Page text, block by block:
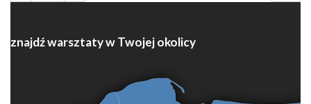
znajdź warsztaty w Twojej okolicy